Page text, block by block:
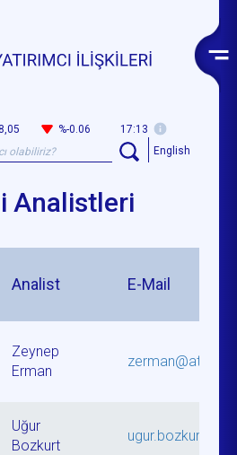
%-0.06
17:13
English
Analistleri
Analist E-Mail
Zeynep
Erman
Uğur
Bozkurt